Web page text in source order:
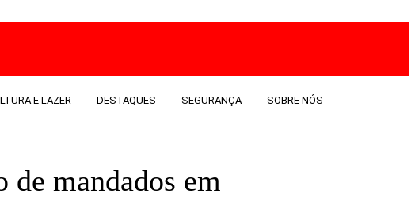
E LAZER DESTAQUES SEGURANÇA SOBRE NÓS
mandados em